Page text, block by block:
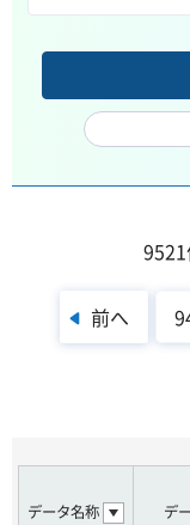
前へ
データ名称 デ